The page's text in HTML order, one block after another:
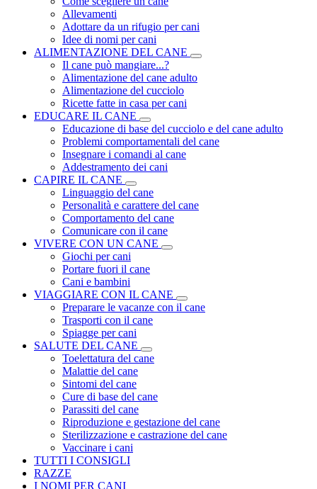
Allevamenti
Adottare da un rifugio per cani
Idee di nomi per cani
ALIMENTAZIONE DEL CANE
Il cane può mangiare...?
Alimentazione del cane adulto
Alimentazione del cucciolo
Ricette fatte in casa per cani
EDUCARE IL CANE
Educazione di base del cucciolo e del cane adulto
Problemi comportamentali del cane
Insegnare i comandi al cane
Addestramento dei cani
CAPIRE IL CANE
Linguaggio del cane
Personalità e carattere del cane
Comportamento del cane
Comunicare con il cane
VIVERE CON UN CANE
Giochi per cani
Portare fuori il cane
Cani e bambini
VIAGGIARE CON IL CANE
Preparare le vacanze con il cane
Trasporti con il cane
Spiagge per cani
SALUTE DEL CANE
Toelettatura del cane
Malattie del cane
Sintomi del cane
Cure di base del cane
Parassiti del cane
Riproduzione e gestazione del cane
Sterilizzazione e castrazione del cane
Vaccinare i cani
TUTTI I CONSIGLI
RAZZE
I NOMI PER CANI